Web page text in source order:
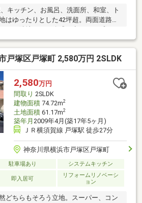
キッチン、お風呂、洗面所、和室、ト
はゆったりとした42坪超。両面道路と
な生活を送れます 。・お車は、地下車
車が可能（車種による）。大切なお車
、日常使いに便利なスペースを使い分
室内は6帖の和室がリビングに隣接し
南向きの明るいお庭やテラス、そして
ならではの贅沢なポイントです 。
戸塚区戸塚町 2,580万円 2SLDK
2,580万円
間取り 2SLDK
建物面積74.72m2
土地面積61.17m2
築年月 2009年4月(築17年5ヶ月)
ＪＲ横須賀線 戸塚駅 徒歩27分
神奈川県横浜市戸塚区戸塚町
駐車場あり システムキッチン
即入居可
リフォームリノベーシ
ョン
どちらもそろう立地。スーパー、コン